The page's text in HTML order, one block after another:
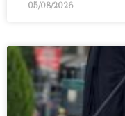
05/08/2026